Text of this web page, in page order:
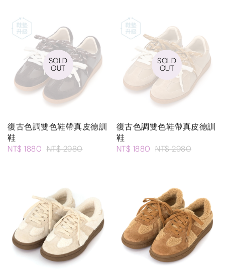
SOLD
OUT
復古色調雙色鞋帶真皮德訓
鞋
NT$ 1880 NT$ 2980
SOLD
OUT
復古色調雙色鞋帶真皮德訓
鞋
NT$ 1880 NT$ 2980